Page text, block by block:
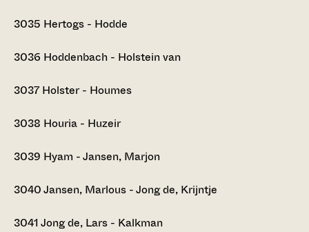
3035 Hertogs - Hodde
3036 Hoddenbach - Holstein van
3037 Holster - Houmes
3038 Houria - Huzeir
3039 Hyam - Jansen, Marjon
3040Jansen, Marlous - Jong de, Krijntje
3041 Jong de, Lars - Kalkman